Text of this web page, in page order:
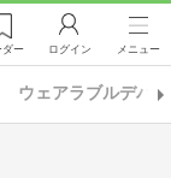
ダー ログイン メニュー
ウェアラブルデバ